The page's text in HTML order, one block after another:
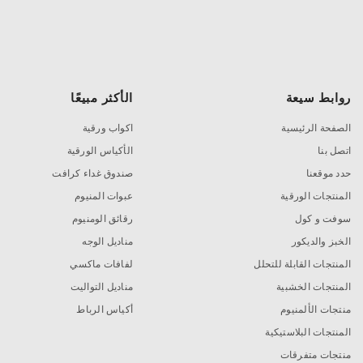
روابط سيعة
الصفحة الرئيسية
اتصل بنا
حدد موقعنا
المنتجات الورقية
سوفت و كول
الخبز والديكور
المنتجات القابلة للتحلل
المنتجات الخشبية
منتجات الألمنيوم
المنتجات البلاستيكية
منتجات متفرقات
الأكثر مبيعًا
اكواب ورقية
الأكياس الورقية
صندوق غداء كرافت
عبوات المنيوم
رقائق الومنيوم
مناديل الوجه
لفافات ماكسي
مناديل التواليت
أكياس الرباط